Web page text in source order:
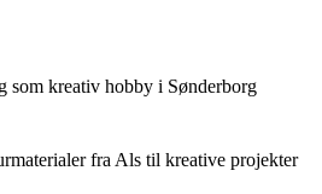
som kreativ hobby i Sønderborg
fra Als til kreative projekter